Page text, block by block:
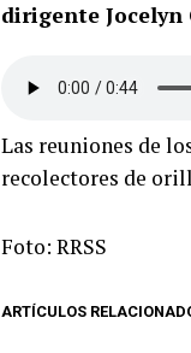
dirigente Jocelyn
Las reuniones de
recolectores de
Foto: RRSS
ARTÍCULOS